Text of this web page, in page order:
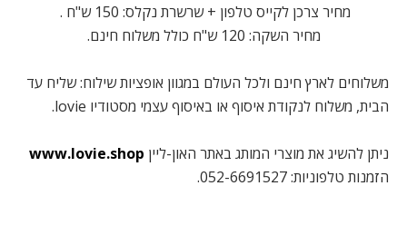
מחיר צרכן לקייס טלפון + שרשרת נקלס: 150 ש"ח .
מחיר השקה: 120 ש"ח כולל משלוח חינם.
משלוחים לארץ חינם ולכל העולם במגוון אופציות שילוח: שליח עד
הבית, משלוח לנקודת איסוף או באיסוף עצמי מסטודיו lovie.
ניתן להשיג את מוצרי המותג באתר האון-ליין www.lovie.shop
הזמנות טלפוניות: 052-6691527.